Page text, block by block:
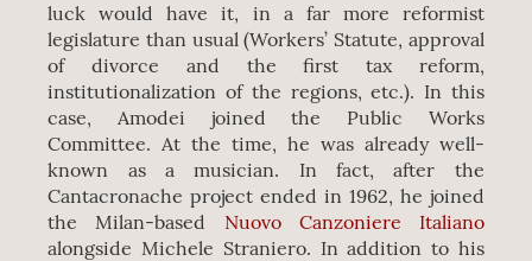
luck would have it, in a far more reformist
legislature than usual (Workers’ Statute, approval
of divorce and the first tax reform,
institutionalization of the regions, etc.). In this
case, Amodei joined the Public Works
Committee. At the time, he was already well-
known as a musician. In fact, after the
Cantacronache project ended in 1962, he joined
the Milan-based Nuovo Canzoniere Italiano
alongside Michele Straniero. In addition to his